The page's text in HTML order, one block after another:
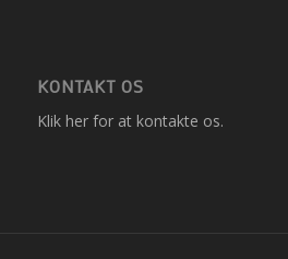
KONTAKT OS
Klik herfor at kontakte os.